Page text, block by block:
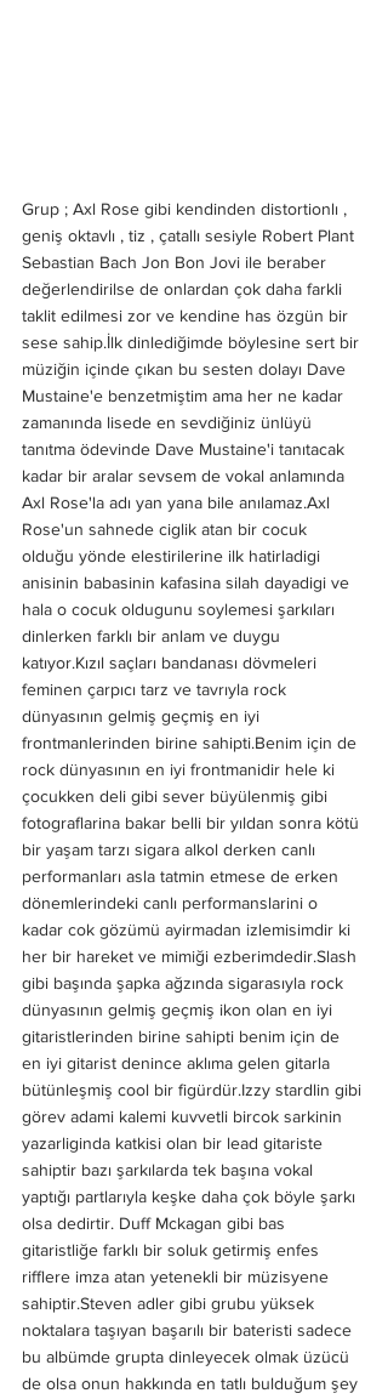
Grup ; Axl Rose gibi kendinden distortionlı ,
geniş oktavlı , tiz , çatallı sesiyle Robert Plant
Sebastian Bach Jon Bon Jovi ile beraber
değerlendirilse de onlardan çok daha farkli
taklit edilmesi zor ve kendine has özgün bir
sese sahip.İlk dinlediğimde böylesine sert bir
müziğin içinde çıkan bu sesten dolayı Dave
Mustaine'e benzetmiştim ama her ne kadar
zamanında lisede en sevdiğiniz ünlüyü
tanıtma ödevinde Dave Mustaine'i tanıtacak
kadar bir aralar sevsem de vokal anlamında
Axl Rose'la adı yan yana bile anılamaz.Axl
Rose'un sahnede ciglik atan bir cocuk
olduğu yönde elestirilerine ilk hatirladigi
anisinin babasinin kafasina silah dayadigi ve
hala o cocuk oldugunu soylemesi şarkıları
dinlerken farklı bir anlam ve duygu
katıyor.Kızıl saçları bandanası dövmeleri
feminen çarpıcı tarz ve tavrıyla rock
dünyasının gelmiş geçmiş en iyi
frontmanlerinden birine sahipti.Benim için de
rock dünyasının en iyi frontmanidir hele ki
çocukken deli gibi sever büyülenmiş gibi
fotograflarina bakar belli bir yıldan sonra kötü
bir yaşam tarzı sigara alkol derken canlı
performanları asla tatmin etmese de erken
dönemlerindeki canlı performanslarini o
kadar cok gözümü ayirmadan izlemisimdir ki
her bir hareket ve mimiği ezberimdedir.Slash
gibi başında şapka ağzında sigarasıyla rock
dünyasının gelmiş geçmiş ikon olan en iyi
gitaristlerinden birine sahipti benim için de
en iyi gitarist denince aklıma gelen gitarla
bütünleşmiş cool bir figürdür.Izzy stardlin gibi
görev adami kalemi kuvvetli bircok sarkinin
yazarliginda katkisi olan bir lead gitariste
sahiptir bazı şarkılarda tek başına vokal
yaptığı partlarıyla keşke daha çok böyle şarkı
olsa dedirtir. Duff Mckagan gibi bas
gitaristliğe farklı bir soluk getirmiş enfes
rifflere imza atan yetenekli bir müzisyene
sahiptir.Steven adler gibi grubu yüksek
noktalara taşıyan başarılı bir bateristi sadece
bu albümde grupta dinleyecek olmak üzücü
de olsa onun hakkında en tatlı bulduğum şey